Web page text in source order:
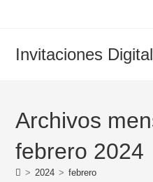
Invitaciones
Archivos
febrero 2024
> 2024 > febrero